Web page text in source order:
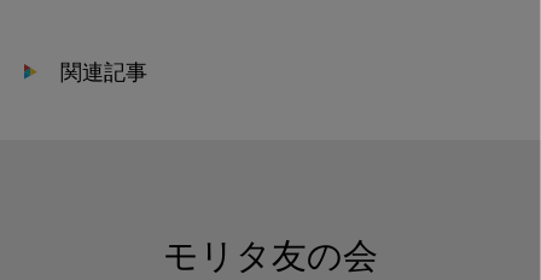
関連記事
モリタ友の会